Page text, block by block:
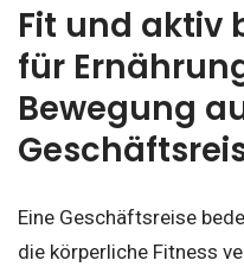
Fit und aktiv
für
Bewegung
Eine Geschäftsreise
die körperliche Fitness